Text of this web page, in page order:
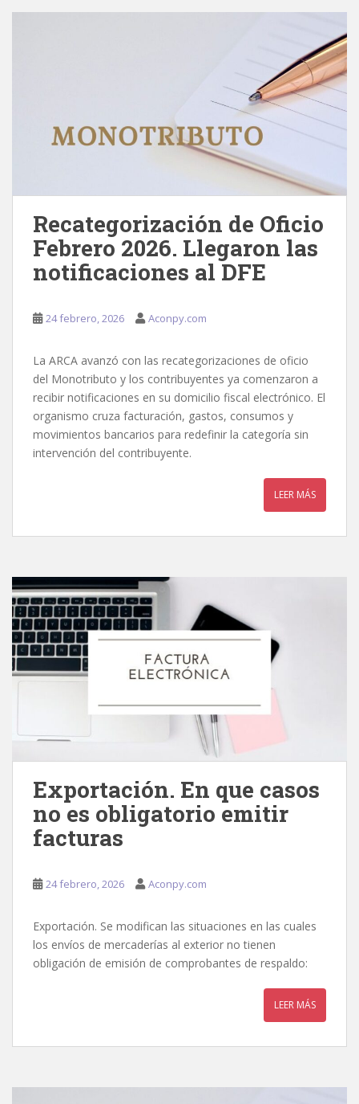
Recategorización de Oficio
Febrero 2026. Llegaron las
notificaciones al DFE
24 febrero, 2026 Aconpy.com
La ARCA avanzó con las recategorizaciones de oficio
del Monotributo y los contribuyentes ya comenzaron a
recibir notificaciones en su domicilio fiscal electrónico. El
organismo cruza facturación, gastos, consumos y
movimientos bancarios para redefinir la categoría sin
intervención del contribuyente.
LEER MÁS
Exportación. En que casos
no es obligatorio emitir
facturas
24 febrero, 2026 Aconpy.com
Exportación. Se modifican las situaciones en las cuales
los envíos de mercaderías al exterior no tienen
obligación de emisión de comprobantes de respaldo:
LEER MÁS